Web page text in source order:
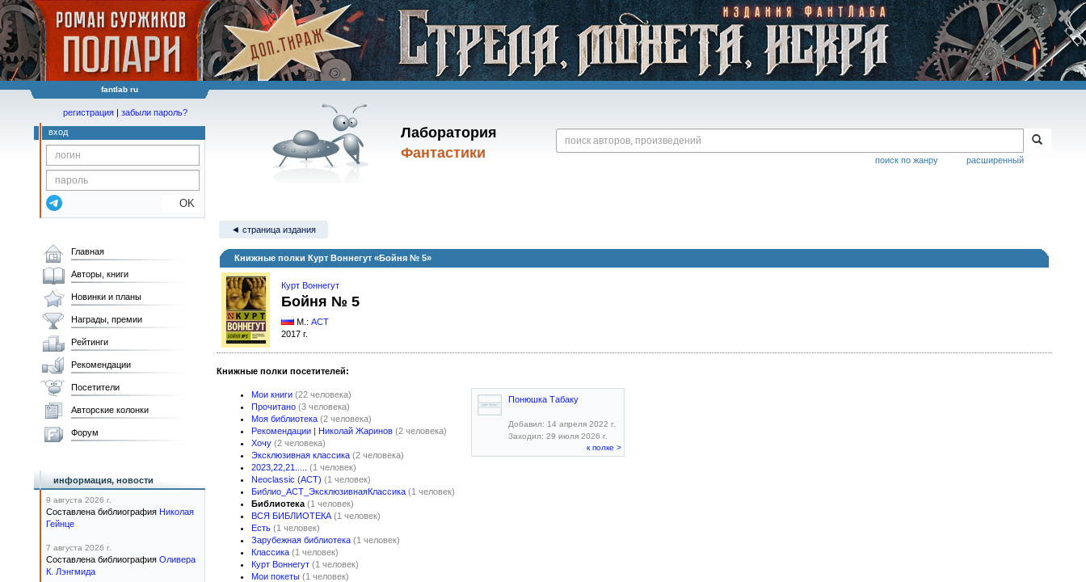
fantlab ru
Лаборатория
Фантастики
расширенный
поиск по жанру
регистрация | забыли пароль?
вход
OK
◄ страница издания
Книжные полки Курт Воннегут «Бойня № 5»
Курт Воннегут
Бойня № 5
М.: АСТ
2017 г.
Книжные полки посетителей:
Мои книги (22 человека)
Прочитано (3 человека)
Моя библиотека (2 человека)
Рекомендации | Николай Жаринов (2 человека)
Хочу (2 человека)
Эксклюзивная классика (2 человека)
2023,22,21.....
(1 человек)
Neoclassic (АСТ) (1 человек)
Библио_АСТ_ЭксклюзивнаяКлассика (1 человек)
Библиотека (1 человек)
ВСЯ БИБЛИОТЕКА (1 человек)
Есть (1 человек)
Зарубежная библиотека (1 человек)
Классика (1 человек)
Курт Воннегут (1 человек)
Мои покеты (1 человек)
Понюшка Табаку
Добавил: 14 апреля 2022 г.
Заходил: 29 июля 2026 г.
к полке >
Главная
Авторы, книги
Новинки и планы
Награды, премии
Рейтинги
Рекомендации
Посетители
Авторские колонки
Форум
информация, новости
9 августа 2026 г.
Составлена библиография Николая
Гейнце
7 августа 2026 г.
Составлена библиография Оливера
К. Лэнгмида